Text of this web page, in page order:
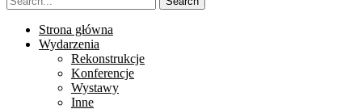
Strona główna
Wydarzenia
Rekonstrukcje
Konferencje
Wystawy
Inne